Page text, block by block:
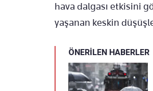
hava dalgası etkisini
yaşanan keskin
ÖNERİLEN HABERLER